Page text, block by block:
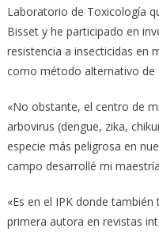
Laboratorio de Toxicología
Bisset y he participado en
resistencia a insecticidas en
como método alternativo de
«No obstante, el centro de
arbovirus (dengue, zika,
especie más peligrosa en
campo desarrollé mi
«Es en el IPK donde
primera autora en revistas